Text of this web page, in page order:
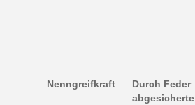
Nenngreifkraft
Durch Feder
abgesicherte